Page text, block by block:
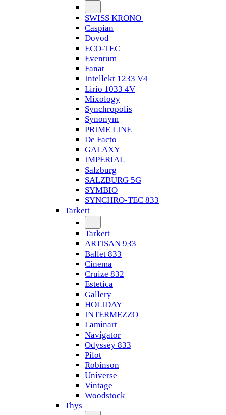
SWISS KRONO
Caspian
Dovod
ECO-TEC
Eventum
Fanat
Intellekt 1233 V4
Lirio 1033 4V
Mixology
Synchropolis
Synonym
PRIME LINE
De Facto
GALAXY
IMPERIAL
Salzburg
SALZBURG 5G
SYMBIO
SYNCHRO-TEC 833
Tarkett
Tarkett
ARTISAN 933
Ballet 833
Cinema
Cruize 832
Estetica
Gallery
HOLIDAY
INTERMEZZO
Laminart
Navigator
Odyssey 833
Pilot
Robinson
Universe
Vintage
Woodstock
Thys